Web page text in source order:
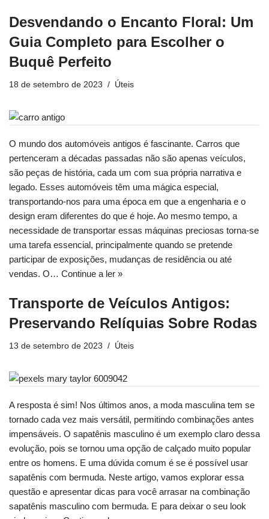
Desvendando o Encanto Floral: Um
Guia Completo para Escolher o
Buquê Perfeito
18 de setembro de 2023 Úteis
O mundo dos automóveis antigos é fascinante. Carros que
pertenceram a décadas passadas não são apenas veículos,
são peças de história, cada um com sua própria narrativa e
legado. Esses automóveis têm uma mágica especial,
transportando-nos para uma época em que a engenharia e o
design eram diferentes do que é hoje. Ao mesmo tempo, a
necessidade de transportar essas máquinas preciosas torna-se
uma tarefa essencial, principalmente quando se pretende
participar de exposições, mudanças de residência ou até
vendas. O… Continue a ler »
Transporte de Veículos Antigos:
Preservando Relíquias Sobre Rodas
13 de setembro de 2023 Úteis
A resposta é sim! Nos últimos anos, a moda masculina tem se
tornado cada vez mais versátil, permitindo combinações antes
impensáveis. O sapatênis masculino é um exemplo claro dessa
evolução, pois se tornou uma opção de calçado muito popular
entre os homens. E uma dúvida comum é se é possível usar
sapatênis com bermuda. Neste artigo, vamos explorar essa
questão e apresentar dicas para você arrasar na combinação
sapatênis masculino com bermuda. E para deixar o seu look